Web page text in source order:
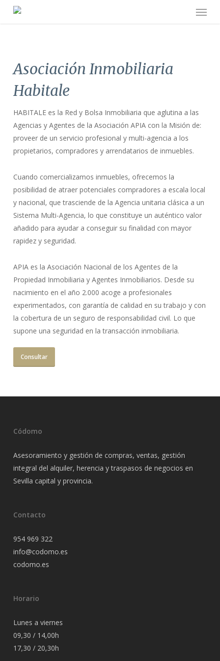
Menu
Asociación Inmobiliaria
Habitale
HABITALE es la Red y Bolsa Inmobiliaria que aglutina a las
Agencias y Agentes de la Asociación APIA con la Misión de:
proveer de un servicio profesional y multi-agencia a los
propietarios, compradores y arrendatarios de inmuebles.
Cuando comercializamos inmuebles, ofrecemos la
posibilidad de atraer potenciales compradores a escala local
y nacional, que trasciende de la Agencia unitaria clásica a un
Sistema Multi-Agencia, lo que constituye un auténtico valor
añadido para ayudar a conseguir su finalidad con mayor
rapidez y seguridad.
APIA es la Asociación Nacional de los Agentes de la
Propiedad Inmobiliaria y Agentes Inmobiliarios. Desde su
nacimiento en el año 2.000 acoge a profesionales
experimentados, con garantía de calidad en su trabajo y con
la cobertura de un seguro de responsabilidad civil. Lo que
supone una seguridad en la transacción inmobiliaria.
Consultar
Códomo
Asesoramiento y gestión de compras, ventas, gestión
integral del alquiler, herencia y traspasos de negocios en
Sevilla capital y provincia.
Contacto
954 969 322
info@codomo.es
codomo.es
Horario
Lunes a viernes
09,30 / 14,00h
17,30 / 20,30h